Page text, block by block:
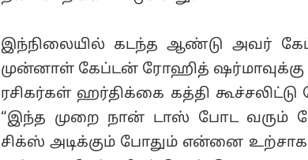
இந்நிலையில் கடந்த ஆண்டு அவர்
முன்னாள் கேப்டன் ரோஹித்
ரசிகர்கள் ஹர்திக்கை கத்தி
“இந்த முறை நான் டாஸ் போட வரும்
சிக்ஸ் அடிக்கும் போதும் என்னை